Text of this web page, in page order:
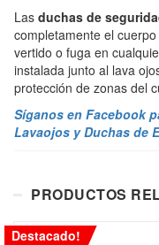
Las duchas de
completamente el
vertido o fuga en
instalada junto al lava
protección de zonas del
Síganos en Facebook
Lavaojos y Duchas de
PRODUCTOS
Destacado!